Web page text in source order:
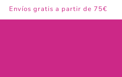
Envíos gratis a partir de 75€